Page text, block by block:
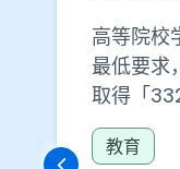
高等院校
最低要求
取得「
及英国语
数学必修
教育